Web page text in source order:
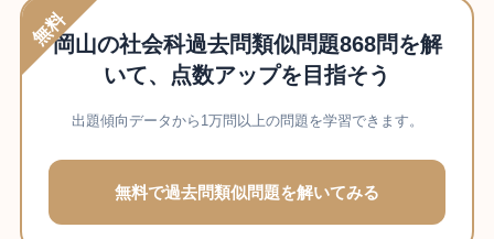
無料岡山の社会科過去問類似問題868問を解
いて、点数アップを目指そう
出題傾向データから1万問以上の問題を学習できます。
無料で過去問類似問題を解いてみる